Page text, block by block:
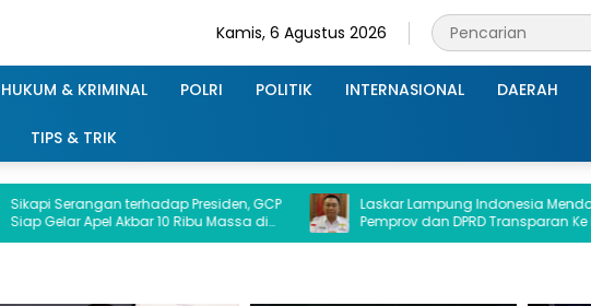
Kamis, 6 Agustus 2026
HUKUM & KRIMINAL POLRI POLITIK INTERNASIONAL DAERAH
TIPS & TRIK
terhadap Presiden, GCP
Apel Akbar 10 Ribu Massa di
Laskar Lampung Indonesia Mendorong
Pemprov dan DPRD Transparan Ke Publik,
Terkait Dana Hibah Ke Kejati Lampung